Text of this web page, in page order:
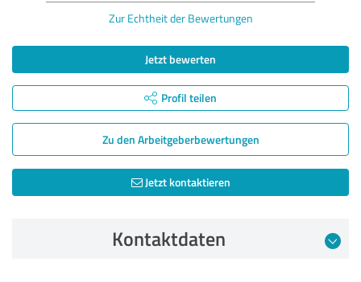
Zur Echtheit der Bewertungen
Jetzt bewerten
Profil teilen
Zu den Arbeitgeber­bewertungen
Jetzt kontaktieren
Kontaktdaten